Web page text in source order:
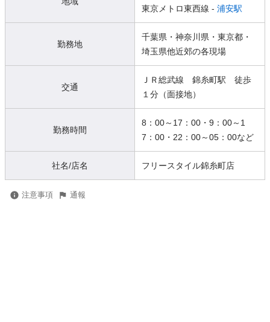
東京メトロ東西線 - 浦安駅
勤務地
千葉県・神奈川県・東京都・
埼玉県他近郊の各現場
交通
ＪＲ総武線 錦糸町駅 徒歩
１分（面接地）
勤務時間
8：00～17：00・9：00～1
7：00・22：00～05：00など
社名/店名 フリースタイル錦糸町店
注意事項 通報